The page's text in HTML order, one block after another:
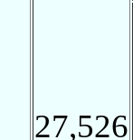
27,526